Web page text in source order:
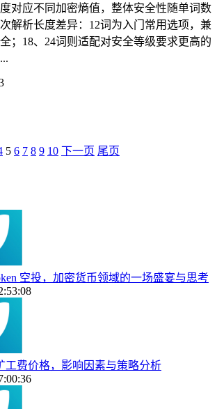
对应不同加密熵值，整体安全性随单词数
解析长度差异：12词为入门常用选项，兼
；18、24词则适配对安全等级要求更高的
5 6 7 8 9 10 下一页 尾页
空投，加密货币领域的一场盛宴与思考
工费价格，影响因素与策略分析